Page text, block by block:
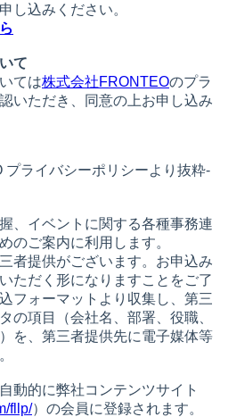
し込みください。
て
ては株式会社FRONTEOのプラ
いただき、同意の上お申し込み
ライバシーポリシーより抜粋-
、イベントに関する各種事務連
のご案内に利用します。
者提供がございます。お申込み
ただく形になりますことをご了
フォーマットより収集し、第三
の項目（会社名、部署、役職、
を、第三者提供先に電子媒体等
動的に弊社コンテンツサイト
fllp/）の会員に登録されます。